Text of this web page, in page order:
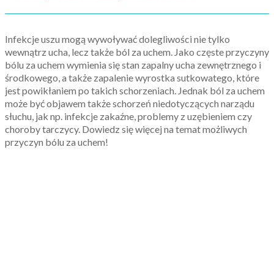
Infekcje uszu mogą wywoływać dolegliwości nie tylko
wewnątrz ucha, lecz także ból za uchem. Jako częste przyczyny
bólu za uchem wymienia się stan zapalny ucha zewnętrznego i
środkowego, a także zapalenie wyrostka sutkowatego, które
jest powikłaniem po takich schorzeniach. Jednak ból za uchem
może być objawem także schorzeń niedotyczących narządu
słuchu, jak np. infekcje zakaźne, problemy z uzębieniem czy
choroby tarczycy. Dowiedz się więcej na temat możliwych
przyczyn bólu za uchem!